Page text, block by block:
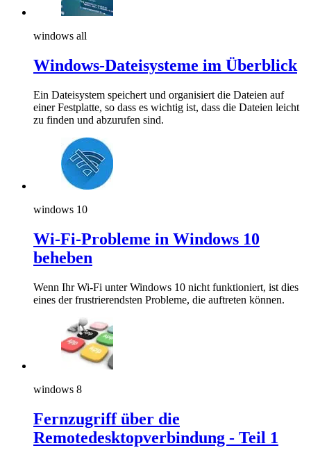
windows all
Windows-Dateisysteme im Überblick
Ein Dateisystem speichert und organisiert die Dateien auf
einer Festplatte, so dass es wichtig ist, dass die Dateien leicht
zu finden und abzurufen sind.
windows 10
Wi-Fi-Probleme in Windows 10
beheben
Wenn Ihr Wi-Fi unter Windows 10 nicht funktioniert, ist dies
eines der frustrierendsten Probleme, die auftreten können.
windows 8
Fernzugriff über die
Remotedesktopverbindung - Teil 1